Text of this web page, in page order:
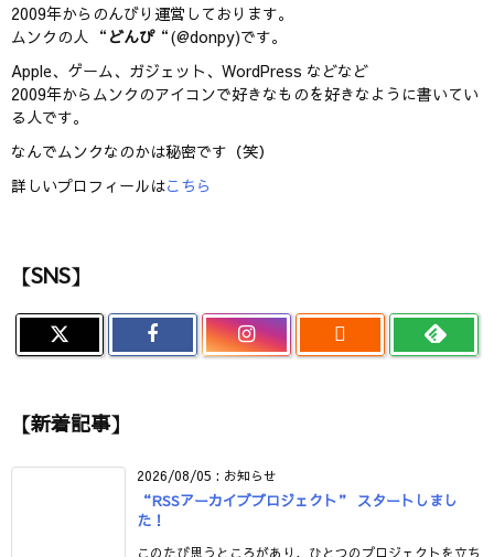
2009年からのんびり運営しております。
ムンクの人 “ どんぴ“(@donpy)です。
Apple、ゲーム、ガジェット、WordPress などなど
2009年からムンクのアイコンで好きなものを好きなように書いてい
る人です。
なんでムンクなのかは秘密です（笑）
詳しいプロフィールはこちら
【SNS】

【新着記事】
2026/08/05 : お知らせ
“RSSアーカイブプロジェクト” スタートしまし
た！
このたび思うところがあり、ひとつのプロジェクトを立ち